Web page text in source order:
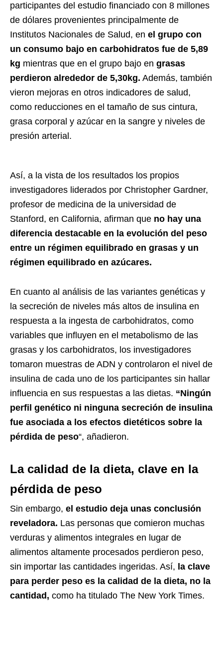
participantes del estudio financiado con 8 millones
de dólares provenientes principalmente de
Institutos Nacionales de Salud, en el grupo con
un consumo bajo en carbohidratos fue de 5,89
kg mientras que en el grupo bajo en grasas
perdieron alrededor de 5,30kg. Además, también
vieron mejoras en otros indicadores de salud,
como reducciones en el tamaño de sus cintura,
grasa corporal y azúcar en la sangre y niveles de
presión arterial.
Así, a la vista de los resultados los propios
investigadores liderados por Christopher Gardner,
profesor de medicina de la universidad de
Stanford, en California, afirman que no hay una
diferencia destacable en la evolución del peso
entre un régimen equilibrado en grasas y un
régimen equilibrado en azúcares.
En cuanto al análisis de las variantes genéticas y
la secreción de niveles más altos de insulina en
respuesta a la ingesta de carbohidratos, como
variables que influyen en el metabolismo de las
grasas y los carbohidratos, los investigadores
tomaron muestras de ADN y controlaron el nivel de
insulina de cada uno de los participantes sin hallar
influencia en sus respuestas a las dietas. “Ningún
perfil genético ni ninguna secreción de insulina
fue asociada a los efectos dietéticos sobre la
pérdida de peso“, añadieron.
La calidad de la dieta, clave en la
pérdida de peso
Sin embargo, el estudio deja unas conclusión
reveladora. Las personas que comieron muchas
verduras y alimentos integrales en lugar de
alimentos altamente procesados ​​perdieron peso,
sin importar las cantidades ingeridas. Así, la clave
para perder peso es la calidad de la dieta, no la
cantidad, como ha titulado The New York Times.